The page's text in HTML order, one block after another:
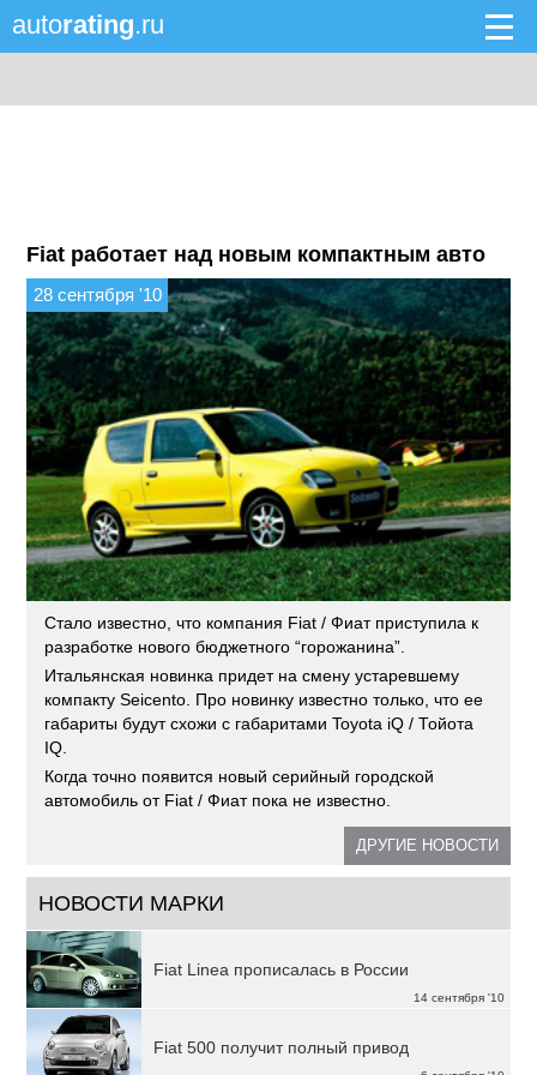
autorating.ru
Fiat работает над новым компактным авто
28 сентября '10
Стало известно, что компания Fiat / Фиат приступила к
разработке нового бюджетного “горожанина”.
Итальянская новинка придет на смену устаревшему
компакту Seicento. Про новинку известно только, что ее
габариты будут схожи с габаритами Toyota iQ / Тойота
IQ.
Когда точно появится новый серийный городской
автомобиль от Fiat / Фиат пока не известно.
ДРУГИЕ НОВОСТИ
НОВОСТИ МАРКИ
14 сентября '10
Fiat Linea прописалась в России
Fiat 500 получит полный привод